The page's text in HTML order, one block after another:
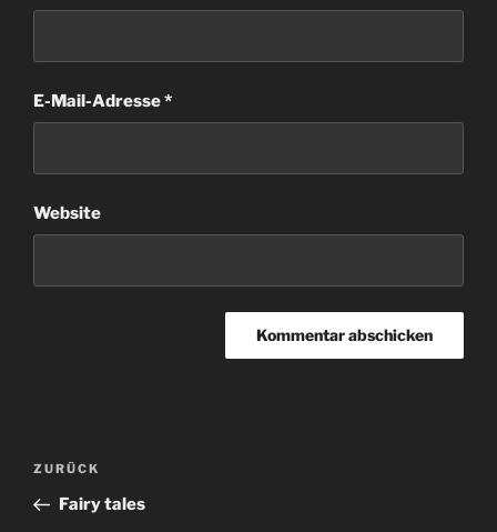
E-Mail-Adresse*
Website
Beitragsnavigation
Vorheriger
Beitrag
ZURÜCK
Fairy tales